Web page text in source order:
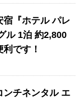
宿『ホテル パレ
ル 1泊 約2,800
です！
ンチネンタル エ